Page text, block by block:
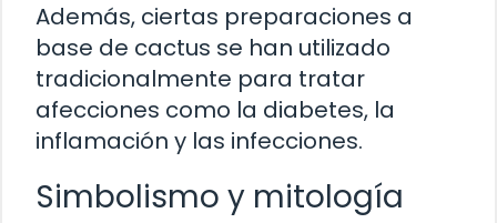
Además, ciertas preparaciones a
base de cactus se han utilizado
tradicionalmente para tratar
afecciones como la diabetes, la
inflamación y las infecciones.
Simbolismo y mitología